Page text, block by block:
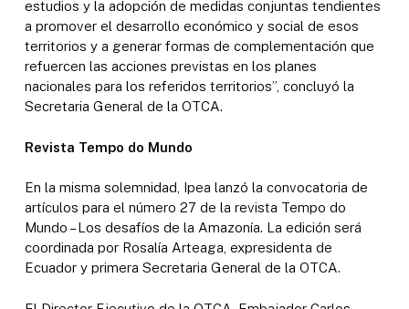
estudios y la adopción de medidas conjuntas tendientes
a promover el desarrollo económico y social de esos
territorios y a generar formas de complementación que
refuercen las acciones previstas en los planes
nacionales para los referidos territorios”, concluyó la
Secretaria General de la OTCA.
Revista Tempo do Mundo
En la misma solemnidad, Ipea lanzó la convocatoria de
artículos para el número 27 de la revista Tempo do
Mundo – Los desafíos de la Amazonía. La edición será
coordinada por Rosalía Arteaga, expresidenta de
Ecuador y primera Secretaria General de la OTCA.